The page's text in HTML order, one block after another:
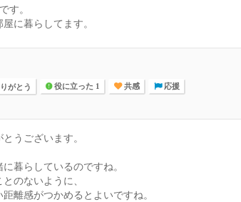
す。
に暮らしてます。
がとう 役に立った 1 共感 応援
うございます。
暮らしているのですね。
のないように、
離感がつかめるとよいですね。